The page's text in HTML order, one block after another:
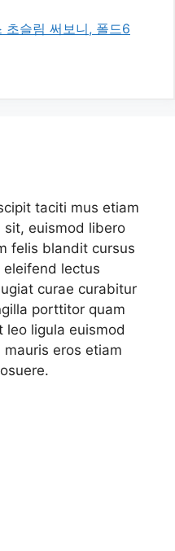
초슬림 써보니, 폴드6
taciti mus etiam
euismod libero
felis blandit cursus
lectus
curae curabitur
porttitor quam
leo ligula euismod
eros etiam